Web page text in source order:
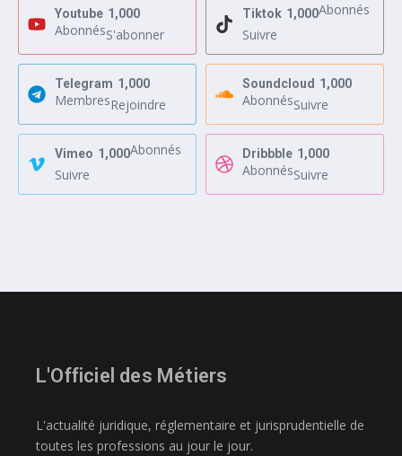
Youtube 1,000
AbonnésS'abonner
Tiktok 1,000Abonnés
Suivre
Telegram 1,000
MembresRejoindre
Soundcloud 1,000
AbonnésSuivre
Vimeo 1,000Abonnés
Suivre
Dribbble 1,000
AbonnésSuivre
L'Officiel des Métiers
L'actualité juridique, réglementaire et jurisprudentielle de
toutes les professions au jour le jour.